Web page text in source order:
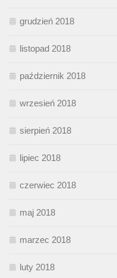
grudzień 2018
listopad 2018
październik 2018
wrzesień 2018
sierpień 2018
lipiec 2018
czerwiec 2018
maj 2018
marzec 2018
luty 2018